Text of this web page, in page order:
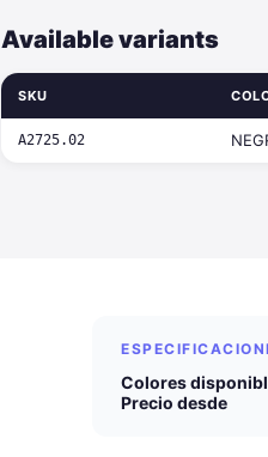
Available variants
SKU
A2725.02
Colores
Precio desde